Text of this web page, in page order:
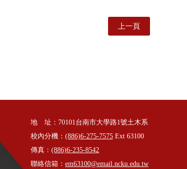
上一頁
地 址：70101台南市大學路1號土木系
校內分機： (886)6-275-7575Ext 63100
傳真： (886)6-235-8542
聯絡信箱： em63100@email.ncku.edu.tw